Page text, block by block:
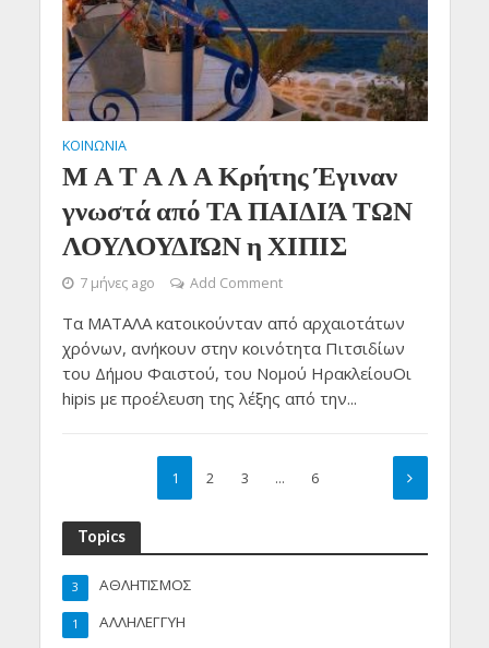
ΚΟΙΝΩΝΙΑ
Μ Α Τ Α Λ Α Κρήτης Έγιναν
γνωστά από ΤΑ ΠΑΙΔΙΆ ΤΩΝ
ΛΟΥΛΟΥΔΙΏΝ η ΧΙΠΙΣ
7 μήνες ago Add Comment
Τα ΜΑΤΑΛΑ κατοικούνταν από αρχαιοτάτων
χρόνων, ανήκουν στην κοινότητα Πιτσιδίων
του Δήμου Φαιστού, του Νομού ΗρακλείουΟι
hipis με προέλευση της λέξης από την...
1 2 3 … 6
Topics
ΑΘΛΗΤΙΣΜΟΣ
3
ΑΛΛΗΛΕΓΓΥΗ
1